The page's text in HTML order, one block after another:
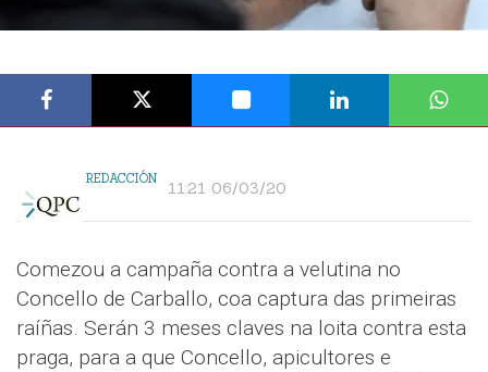
REDACCIÓN 11:21 06/03/20
Comezou a campaña contra a velutina no
Concello de Carballo, coa captura das primeiras
raíñas. Serán 3 meses claves na loita contra esta
praga, para a que Concello, apicultores e